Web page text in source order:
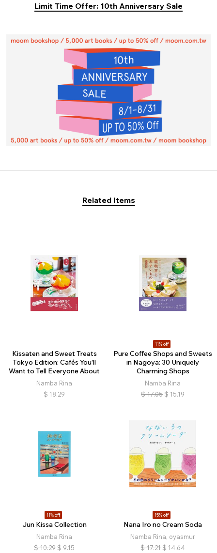
Limit Time Offer: 10th Anniversary Sale
Related Items
Kissaten and Sweet Treats
Tokyo Edition: Cafés You’ll
Want to Tell Everyone About
Namba Rina
$ 18.29
11% off
Pure Coffee Shops and Sweets
in Nagoya: 30 Uniquely
Charming Shops
Namba Rina
$ 17.05 $ 15.19
11% off
Jun Kissa Collection
Namba Rina
$ 10.29 $ 9.15
15% off
Nana Iro no Cream Soda
Namba Rina, oyasmur
$ 17.21 $ 14.64